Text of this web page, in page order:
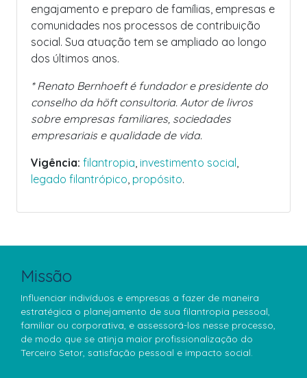
engajamento e preparo de famílias, empresas e
comunidades nos processos de contribuição
social. Sua atuação tem se ampliado ao longo
dos últimos anos.
* Renato Bernhoeft é fundador e presidente do
conselho da höft consultoria. Autor de livros
sobre empresas familiares, sociedades
empresariais e qualidade de vida.
Vigência: filantropia, investimento social,
legado filantrópico, propósito.
Missão
Influenciar indivíduos e empresas a fazer de maneira
estratégica o planejamento de sua filantropia pessoal,
familiar ou corporativa, e assessorá-los nesse processo,
de modo que se atinja maior profissionalização do
Terceiro Setor, satisfação pessoal e impacto social.